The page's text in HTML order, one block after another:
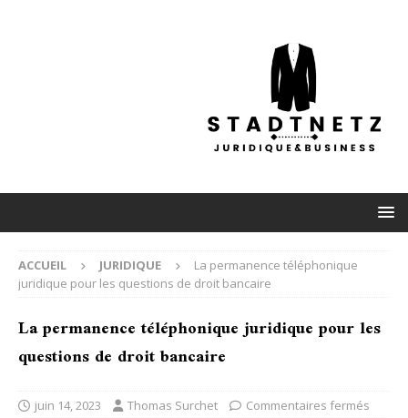
ACCUEIL JURIDIQUE
La permanence téléphonique
juridique pour les questions de droit bancaire
La permanence téléphonique juridique pour les
questions de droit bancaire
juin 14, 2023 Thomas Surchet Commentaires fermés